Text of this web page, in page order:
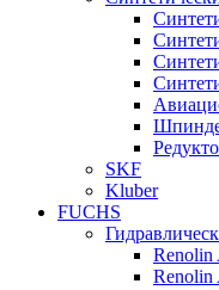
SKF
Kluber
FUCHS